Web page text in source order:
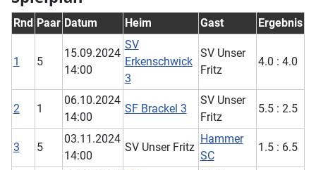
Rnd Paar Datum Heim Gast Ergebnis
1 5
15.09.2024
14:00
SV
Erkenschwick
3
SV Unser
Fritz
4.0 : 4.0
2 1
06.10.2024
14:00
SF Brackel 3
SV Unser
Fritz
5.5 : 2.5
3 5
03.11.2024
14:00
SV Unser Fritz
Hammer
SC
1.5 : 6.5